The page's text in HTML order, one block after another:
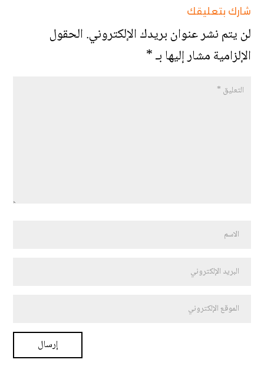
شارك بتعليقك
لن يتم نشر عنوان بريدك الإلكتروني.الحقول
الإلزامية مشار إليها بـ*